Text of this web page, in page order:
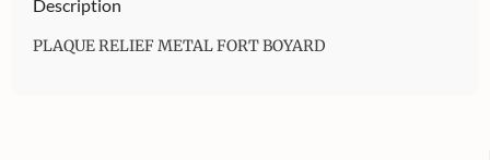
Description
PLAQUE RELIEF METAL FORT BOYARD